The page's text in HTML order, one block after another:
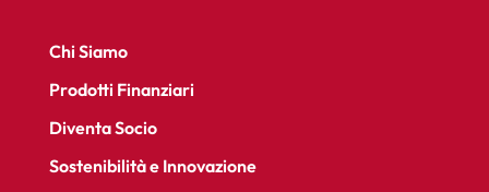
Chi Siamo
Prodotti Finanziari
Diventa Socio
Sostenibilità e Innovazione